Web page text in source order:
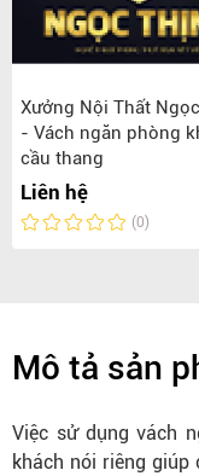
Xưởng Nội Thất
- Vách ngăn phòng
cầu thang
Liên hệ
(0)
Mô tả sản
Việc sử dụng vách
khách nói riêng giúp